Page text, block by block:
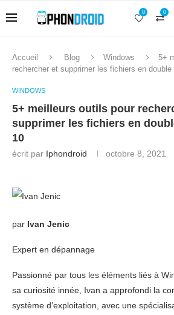
0
0
Accueil Blog Windows
5+
rechercher et supprimer les fichiers en
WINDOWS
5+ meilleurs outils pour
supprimer les fichiers en
10
écrit par Iphondroid octobre 8, 2021
par Ivan Jenic
Expert en dépannage
Passionné par tous les éléments liés à
sa curiosité innée, Ivan a approfondi la
système d’exploitation, avec une